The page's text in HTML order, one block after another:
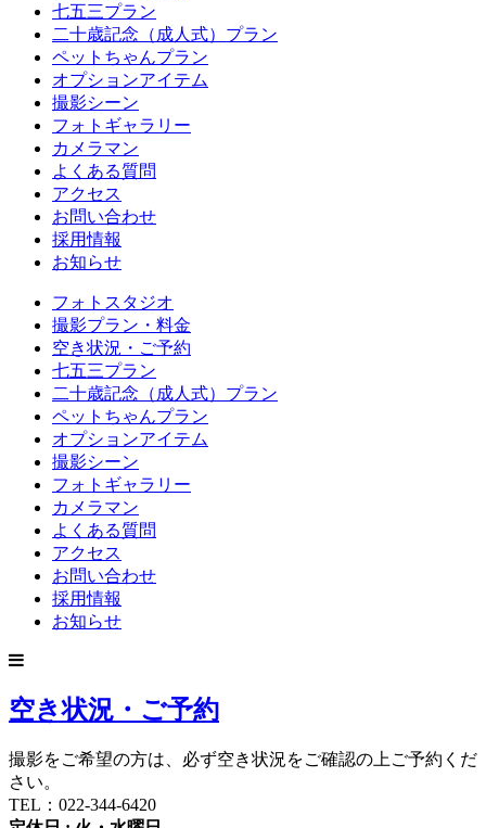
七五三プラン
二十歳記念（成人式）プラン
ペットちゃんプラン
オプションアイテム
撮影シーン
フォトギャラリー
カメラマン
よくある質問
アクセス
お問い合わせ
採用情報
お知らせ
フォトスタジオ
撮影プラン・料金
空き状況・ご予約
七五三プラン
二十歳記念（成人式）プラン
ペットちゃんプラン
オプションアイテム
撮影シーン
フォトギャラリー
カメラマン
よくある質問
アクセス
お問い合わせ
採用情報
お知らせ
空き状況・ご予約
撮影をご希望の方は、必ず空き状況をご確認の上ご予約くだ
さい。
TEL：022-344-6420